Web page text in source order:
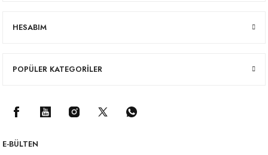
HESABIM
POPÜLER KATEGORİLER
E-BÜLTEN